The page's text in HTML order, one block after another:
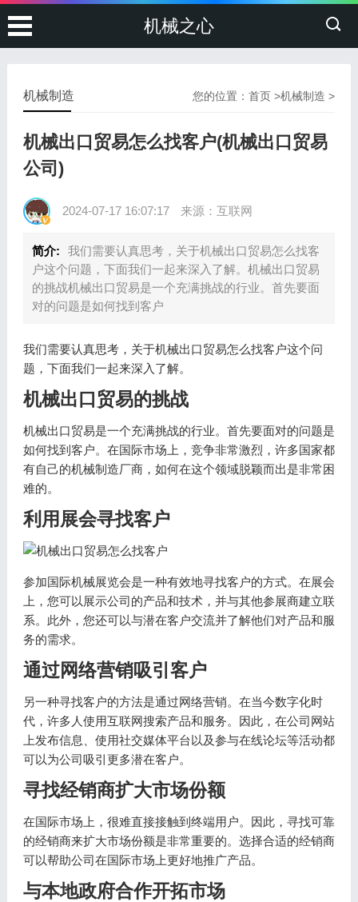
机械之心
您的位置：首页 >机械制造 >
机械制造
机械出口贸易怎么找客户(机械出口贸易
公司)
2024-07-17 16:07:17 来源：互联网
简介:
我们需要认真思考，关于机械出口贸易怎么找客
户这个问题，下面我们一起来深入了解。机械出口贸易
的挑战机械出口贸易是一个充满挑战的行业。首先要面
对的问题是如何找到客户
我们需要认真思考，关于机械出口贸易怎么找客户这个问
题，下面我们一起来深入了解。
机械出口贸易的挑战
机械出口贸易是一个充满挑战的行业。首先要面对的问题是
如何找到客户。在国际市场上，竞争非常激烈，许多国家都
有自己的机械制造厂商，如何在这个领域脱颖而出是非常困
难的。
利用展会寻找客户
参加国际机械展览会是一种有效地寻找客户的方式。在展会
上，您可以展示公司的产品和技术，并与其他参展商建立联
系。此外，您还可以与潜在客户交流并了解他们对产品和服
务的需求。
通过网络营销吸引客户
另一种寻找客户的方法是通过网络营销。在当今数字化时
代，许多人使用互联网搜索产品和服务。因此，在公司网站
上发布信息、使用社交媒体平台以及参与在线论坛等活动都
可以为公司吸引更多潜在客户。
寻找经销商扩大市场份额
在国际市场上，很难直接接触到终端用户。因此，寻找可靠
的经销商来扩大市场份额是非常重要的。选择合适的经销商
可以帮助公司在国际市场上更好地推广产品。
与本地政府合作开拓市场